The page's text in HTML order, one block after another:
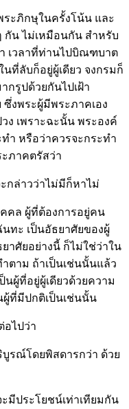
ะภิกษุในครั้งโน้น และ
กัน ไม่เหมือนกัน สำหรับ
เวลาที่ท่านไปบิณฑบาต
นที่ลับก็อยู่ผู้เดียว จงกรมก็
กรูปด้วยกันไปเฝ้า
งพระผู้มีพระภาคเอง
ง เพราะฉะนั้น พระองค์
ำ หรือว่าควรจะกระทำ
ภาคตรัสว่า
ะกล่าวว่าไม่มีก็หาไม่
คคล ผู้ที่ต้องการอยู่คน
ทะ เป็นอัธยาศัยของผู้
าศัยอย่างนี้ ก็ไม่ใช่ว่าใน
ตาม ถ้าเป็นเช่นนั้นแล้ว
นผู้ที่อยู่ผู้เดียวด้วยความ
ผู้ที่มีปกติเป็นเช่นนั้น
อไปว่า
บูรณ์โดยพิสดารกว่า ด้วย
มีประโยชน์เท่าเทียมกัน